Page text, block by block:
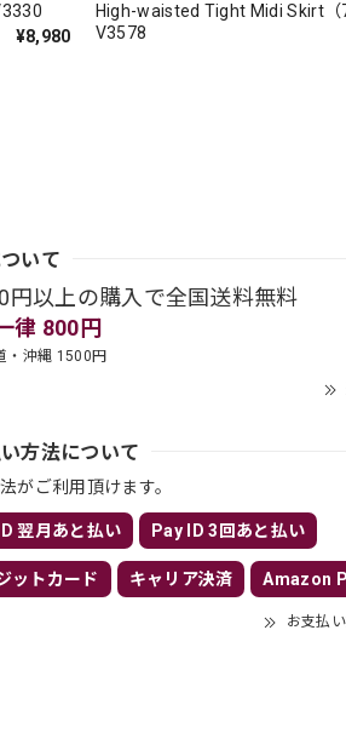
¥8,980
High-waisted Tight Midi Skirt（
V3578
いて
円以上の購入で全国送料無料
律 800円
・沖縄 1500円
方法について
がご利用頂けます。
翌月あと払い Pay ID 3回あと払い
ットカード キャリア決済 Amazon
お支払